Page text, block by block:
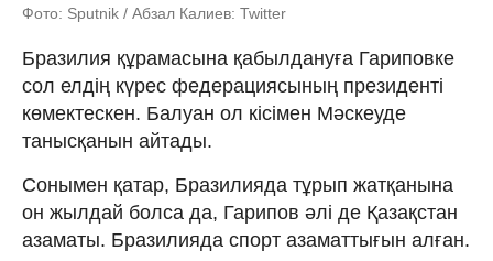
Фото: Sputnik / Абзал Калиев: Twitter
Бразилия құрамасына қабылдануға Гариповке
сол елдің күрес федерациясының президенті
көмектескен. Балуан ол кісімен Мәскеуде
танысқанын айтады.
Сонымен қатар, Бразилияда тұрып жатқанына
он жылдай болса да, Гарипов әлі де Қазақстан
азаматы. Бразилияда спорт азаматтығын алған.